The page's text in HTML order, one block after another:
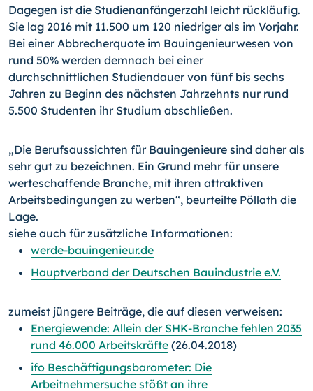
Dagegen ist die Studienanfängerzahl leicht rückläufig.
Sie lag 2016 mit 11.500 um 120 niedriger als im Vorjahr.
Bei einer Abbrecherquote im Bauingenieurwesen von
rund 50% werden demnach bei einer
durchschnittlichen Studiendauer von fünf bis sechs
Jahren zu Beginn des nächsten Jahrzehnts nur rund
5.500 Studenten ihr Studium abschließen.
„Die Berufsaussichten für Bauingenieure sind daher als
sehr gut zu bezeichnen. Ein Grund mehr für unsere
werteschaffende Branche, mit ihren attraktiven
Arbeitsbedingungen zu werben“, beurteilte Pöllath die
Lage.
siehe auch für zusätzliche Informationen:
werde-bauingenieur.de
Hauptverband der Deutschen Bauindustrie e.V.
zumeist jüngere Beiträge, die auf diesen verweisen:
Energiewende: Allein der SHK-Branche fehlen 2035
rund 46.000 Arbeitskräfte (26.04.2018)
ifo Beschäftigungsbarometer: Die
Arbeitnehmersuche stößt an ihre